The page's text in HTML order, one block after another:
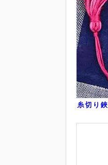
糸切り鋏